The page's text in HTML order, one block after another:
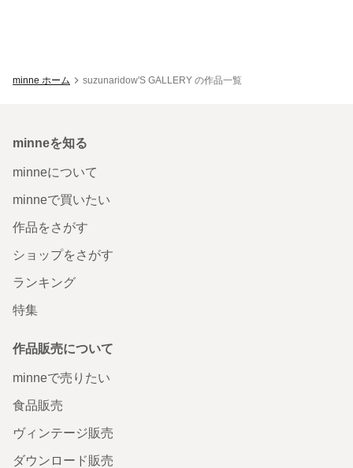
minne ホーム suzunaridow'S GALLERY の作品一覧
minneを知る
minneについて
minneで買いたい
作品をさがす
ショップをさがす
ランキング
特集
作品販売について
minneで売りたい
食品販売
ヴィンテージ販売
ダウンロード販売